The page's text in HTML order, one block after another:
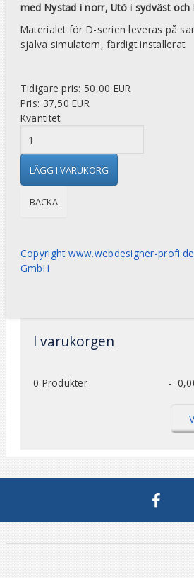
med Nystad i norr, Utö i sydväst och
Materialet för D-serien leveras på
själva simulatorn, färdigt installerat.
Tidigare pris: 50,00 EUR
Pris: 37,50 EUR
Kvantitet:
Copyright www.webdesigner-
GmbH
I varukorgen
0 Produkter -